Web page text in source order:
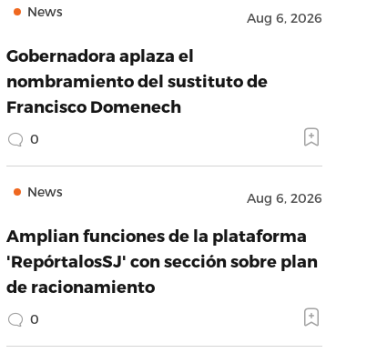
News Aug 6, 2026
Gobernadora aplaza el
nombramiento del sustituto de
Francisco Domenech
0
News Aug 6, 2026
Amplian funciones de la plataforma
'RepórtalosSJ' con sección sobre plan
de racionamiento
0